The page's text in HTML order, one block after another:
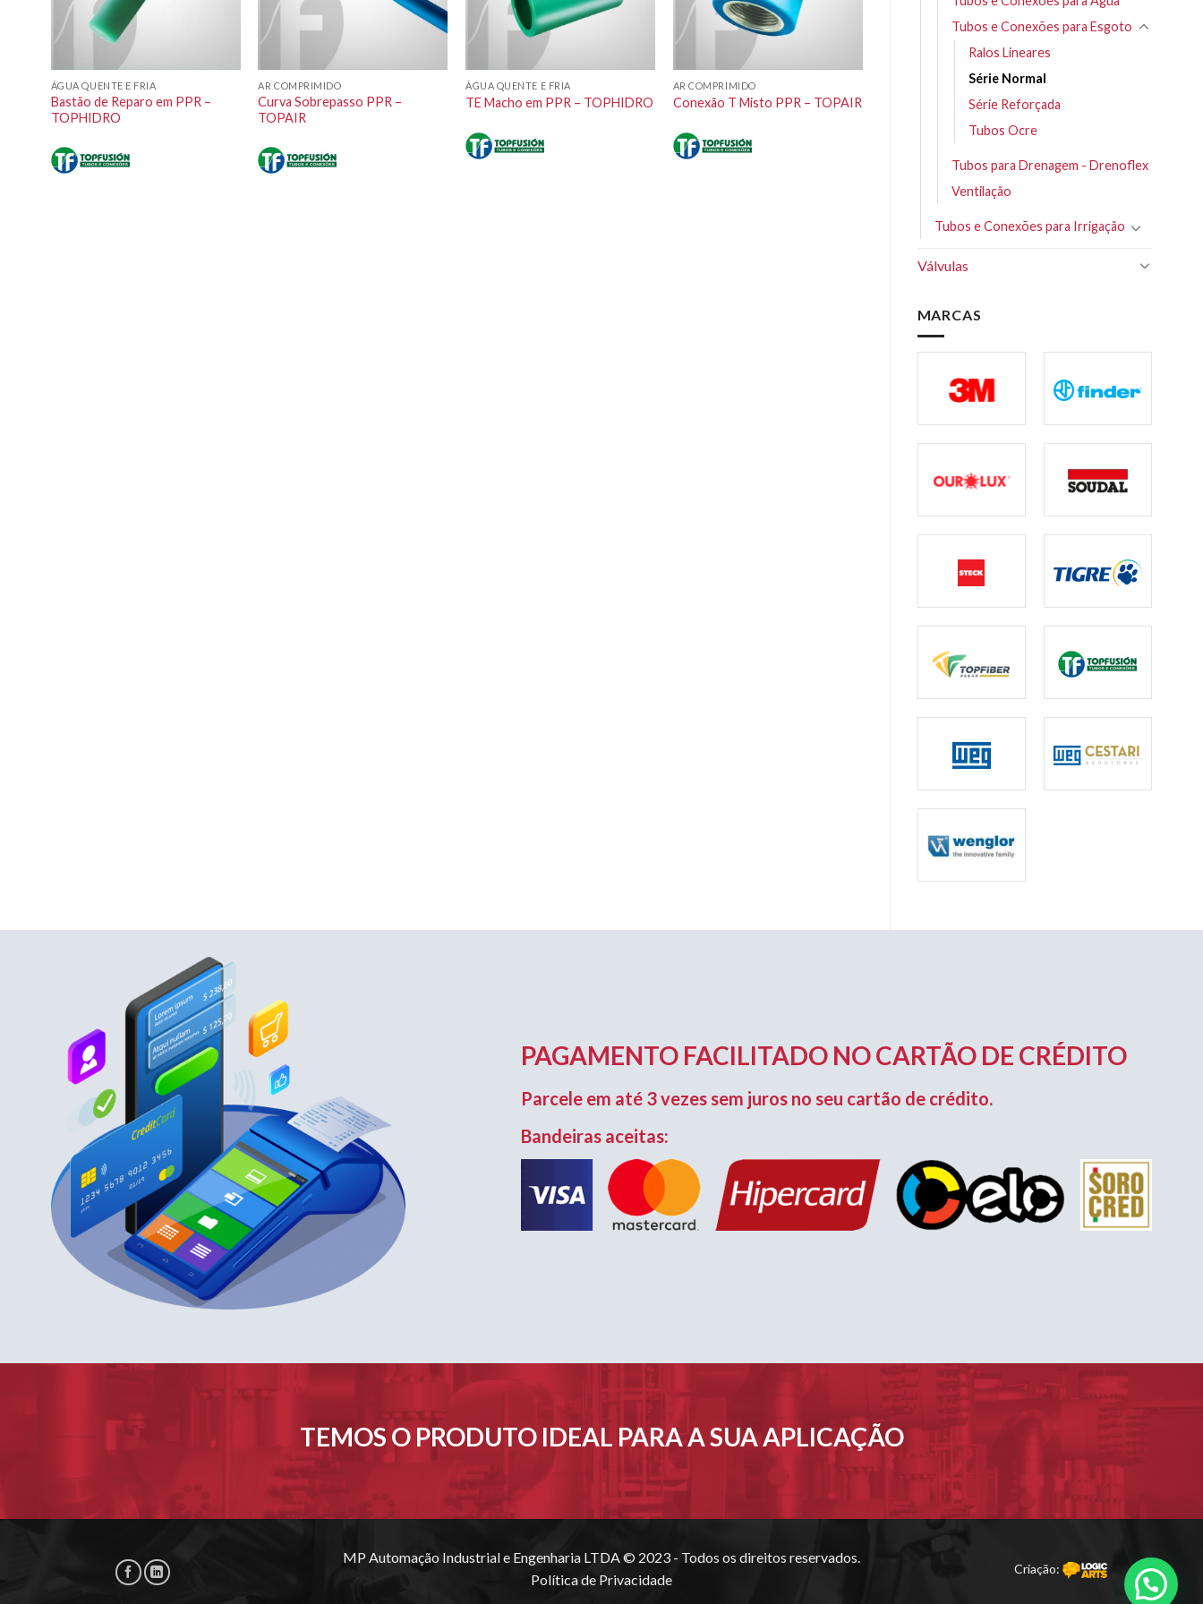
Tubos e Conexões para Esgoto
Ralos Lineares
Série Normal
Série Reforçada
Tubos Ocre
Tubos para Drenagem - Drenoflex
Ventilação
Tubos e Conexões para Irrigação
Válvulas
MARCAS
ÁGUA QUENTE E FRIA
Bastão de Reparo em PPR –
TOPHIDRO
AR COMPRIMIDO
Curva Sobrepasso PPR –
TOPAIR
ÁGUA QUENTE E FRIA
TE Macho em PPR – TOPHIDRO
AR COMPRIMIDO
Conexão T Misto PPR – TOPAIR
PAGAMENTO FACILITADO NO CARTÃO DE CRÉDITO
Parcele em até 3 vezes sem juros no seu cartão de crédito.
Bandeiras aceitas:
TEMOS O PRODUTO IDEAL PARA A SUA APLICAÇÃO
MP Automação Industrial e Engenharia LTDA © 2023 - Todos os direitos reservados.
Política de Privacidade
Criação: